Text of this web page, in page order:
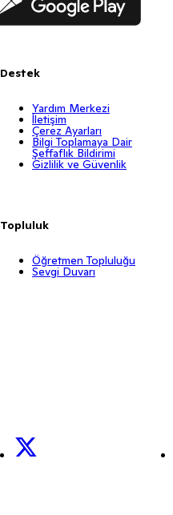
Destek
Yardım Merkezi
İletişim
Çerez Ayarları
Bilgi Toplamaya Dair
Şeffaflık Bildirimi
Gizlilik ve Güvenlik
Topluluk
Öğretmen Topluluğu
Sevgi Duvarı
X